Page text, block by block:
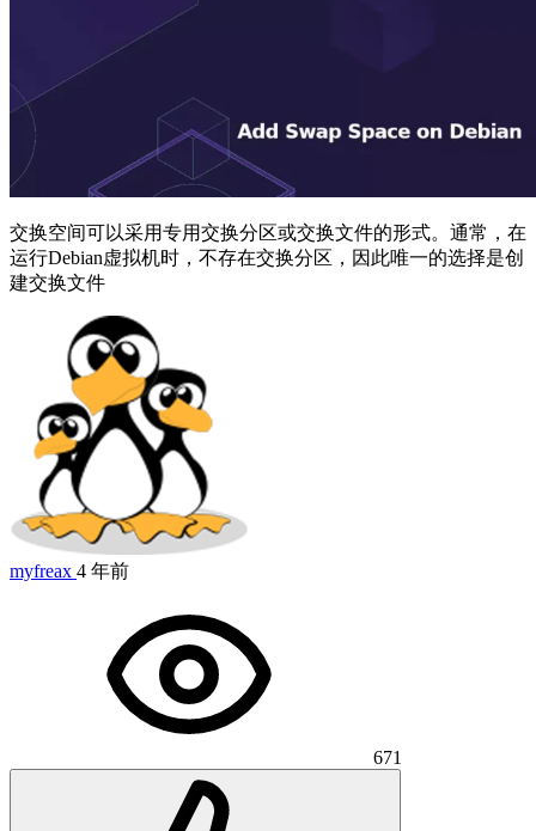
交换空间可以采用专用交换分区或交换文件的形式。通常，在
运行Debian虚拟机时，不存在交换分区，因此唯一的选择是创
建交换文件
myfreax 4 年前
671